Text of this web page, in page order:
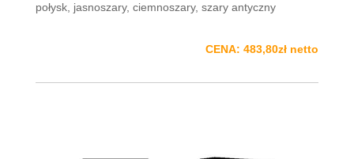
połysk, jasnoszary, ciemnoszary, szary antyczny
CENA: 483,80zł netto